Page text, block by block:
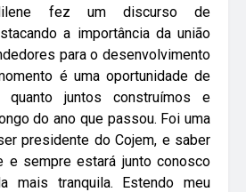
fez um discurso de
a importância da união
para o desenvolvimento
é uma oportunidade de
juntos construímos e
do ano que passou. Foi uma
presidente do Cojem, e saber
e sempre estará junto conosco
mais tranquila. Estendo meu